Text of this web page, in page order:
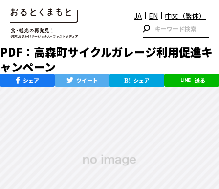
JA EN 中文（繁体）
PDF：高森町サイクルガレージ利用促進キ
ャンペーン
シェア ツイート シェア 送る